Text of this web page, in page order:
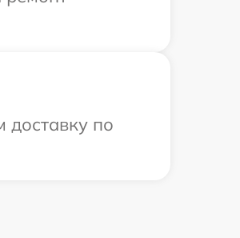
доставку по